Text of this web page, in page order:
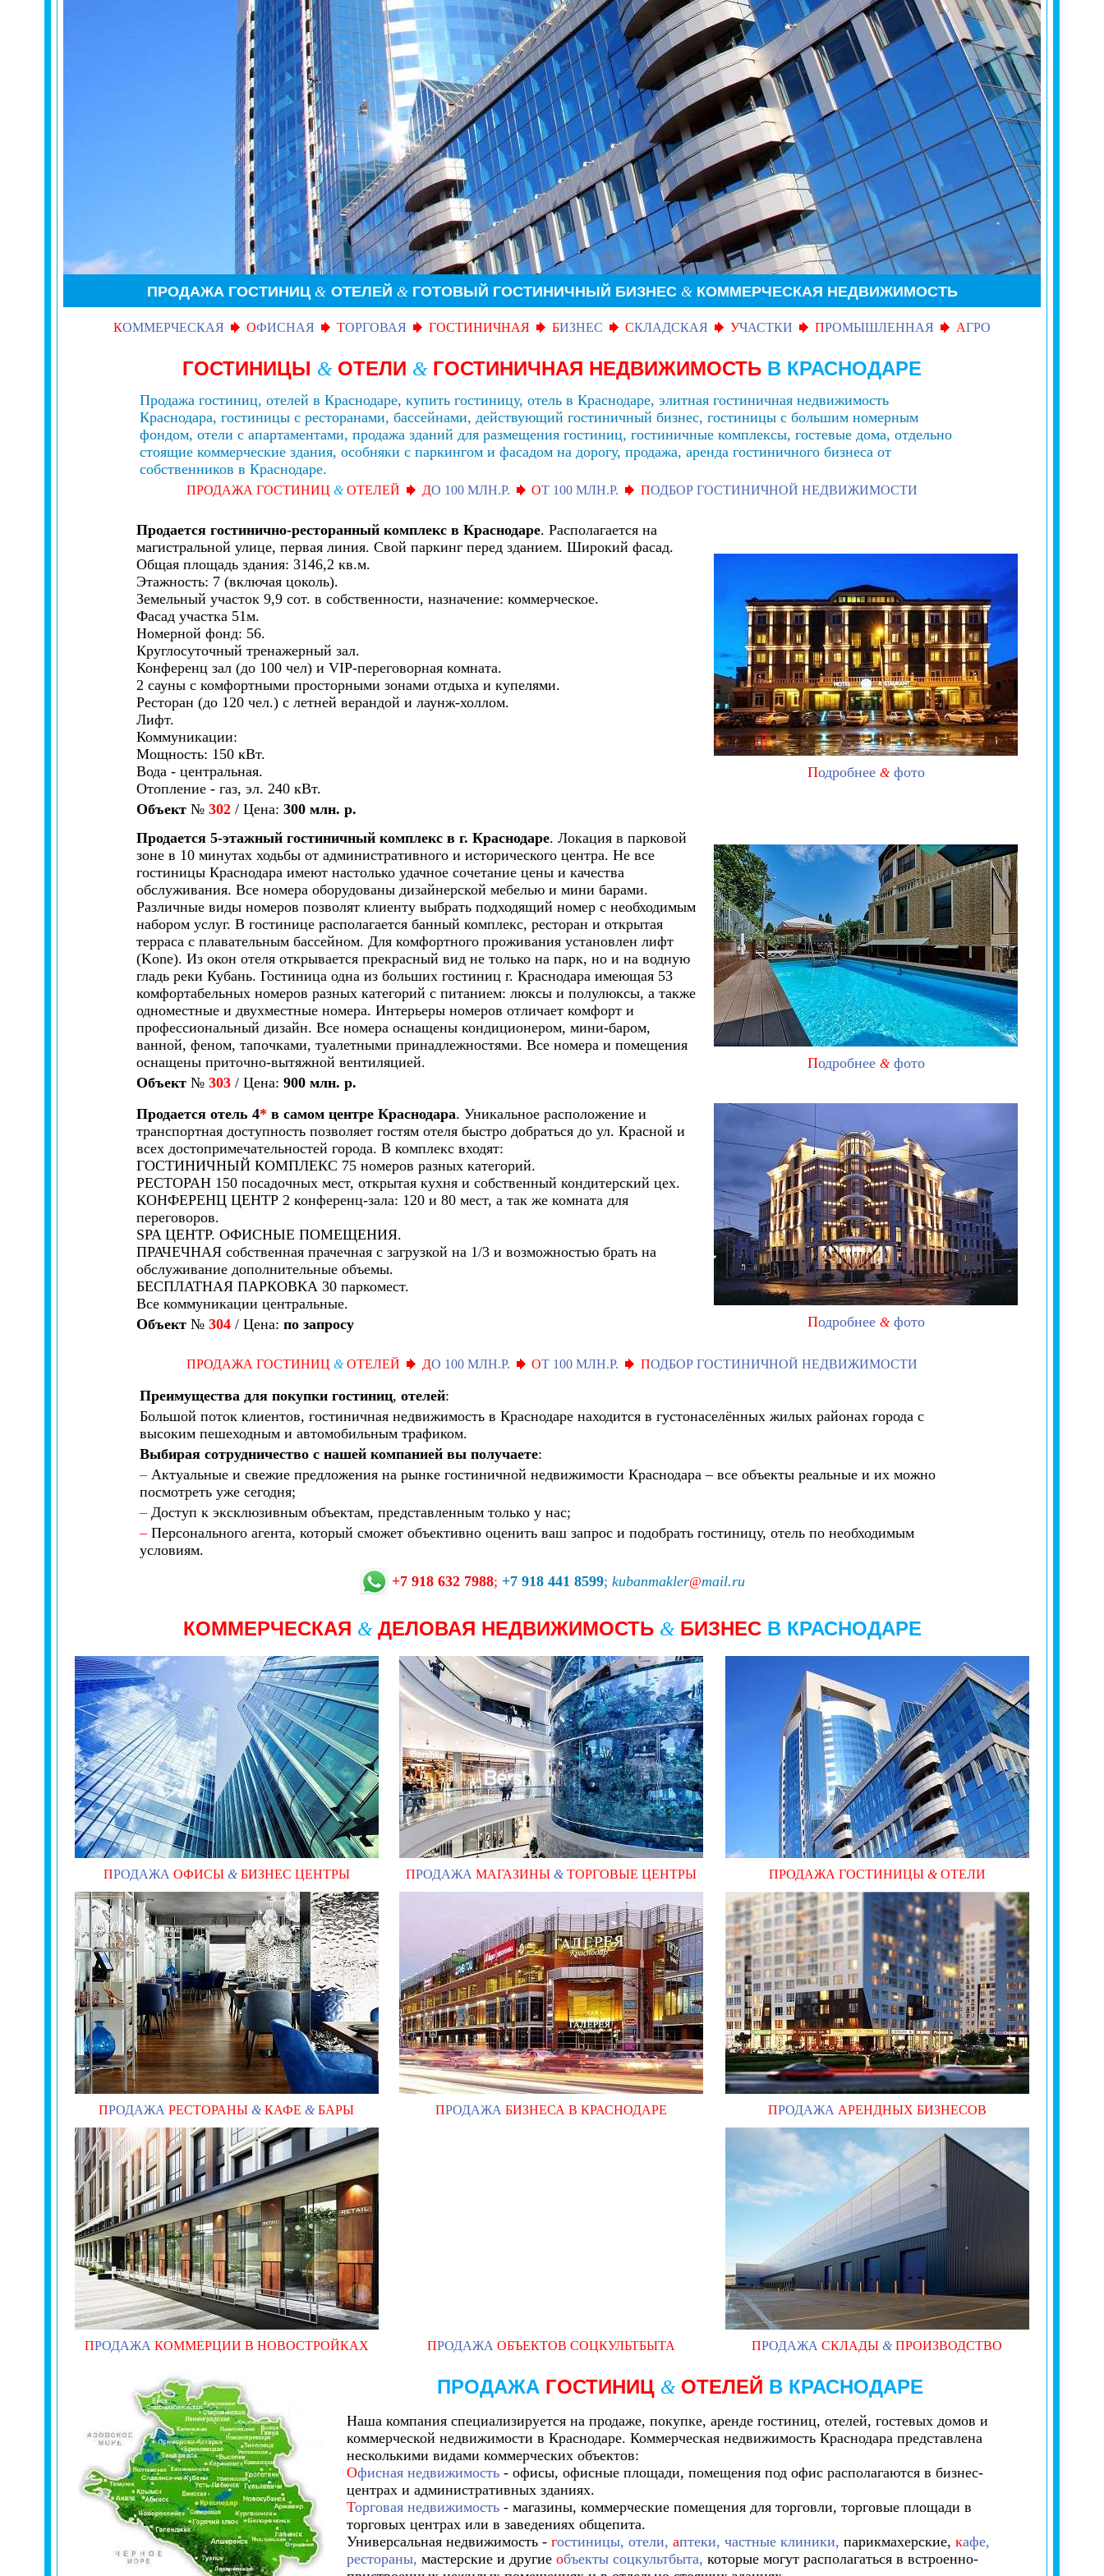
ПРОДАЖА ГОСТИНИЦ & ОТЕЛЕЙ & ГОТОВЫЙ ГОСТИНИЧНЫЙ БИЗНЕС & КОММЕРЧЕСКАЯ НЕДВИЖИМОСТЬ
КОММЕРЧЕСКАЯ ОФИСНАЯ ТОРГОВАЯ ГОСТИНИЧНАЯ БИЗНЕС СКЛАДСКАЯ УЧАСТКИ ПРОМЫШЛЕННАЯ АГРО
ГОСТИНИЦЫ & ОТЕЛИ & ГОСТИНИЧНАЯ НЕДВИЖИМОСТЬ В КРАСНОДАРЕ
Продажа гостиниц, отелей в Краснодаре, купить гостиницу, отель в Краснодаре, элитная гостиничная недвижимость
Краснодара, гостиницы с ресторанами, бассейнами, действующий гостиничный бизнес, гостиницы с большим номерным
фондом, отели с апартаментами, продажа зданий для размещения гостиниц, гостиничные комплексы, гостевые дома, отдельно
стоящие коммерческие здания, особняки с паркингом и фасадом на дорогу, продажа, аренда гостиничного бизнеса от
собственников в Краснодаре.
ПРОДАЖА ГОСТИНИЦ & ОТЕЛЕЙ ДО 100 МЛН.Р. ОТ 100 МЛН.Р. ПОДБОР ГОСТИНИЧНОЙ НЕДВИЖИМОСТИ
Продается гостинично-ресторанный комплекс в Краснодаре. Располагается на
магистральной улице, первая линия. Свой паркинг перед зданием. Широкий фасад.
Общая площадь здания: 3146,2 кв.м.
Этажность: 7 (включая цоколь).
Земельный участок 9,9 сот. в собственности, назначение: коммерческое.
Фасад участка 51м.
Номерной фонд: 56.
Круглосуточный тренажерный зал.
Конференц зал (до 100 чел) и VIP-переговорная комната.
2 сауны с комфортными просторными зонами отдыха и купелями.
Ресторан (до 120 чел.) с летней верандой и лаунж-холлом.
Лифт.
Коммуникации:
Мощность: 150 кВт.
Вода - центральная.
Отопление - газ, эл. 240 кВт.
Объект № 302 / Цена: 300 млн. р.
Подробнее & фото
Продается 5-этажный гостиничный комплекс в г. Краснодаре. Локация в парковой
зоне в 10 минутах ходьбы от административного и исторического центра. Не все
гостиницы Краснодара имеют настолько удачное сочетание цены и качества
обслуживания. Все номера оборудованы дизайнерской мебелью и мини барами.
Различные виды номеров позволят клиенту выбрать подходящий номер с необходимым
набором услуг. В гостинице располагается банный комплекс, ресторан и открытая
терраса с плавательным бассейном. Для комфортного проживания установлен лифт
(Kone). Из окон отеля открывается прекрасный вид не только на парк, но и на водную
гладь реки Кубань. Гостиница одна из больших гостиниц г. Краснодара имеющая 53
комфортабельных номеров разных категорий с питанием: люксы и полулюксы, а также
одноместные и двухместные номера. Интерьеры номеров отличает комфорт и
профессиональный дизайн. Все номера оснащены кондиционером, мини-баром,
ванной, феном, тапочками, туалетными принадлежностями. Все номера и помещения
оснащены приточно-вытяжной вентиляцией.
Объект № 303 / Цена: 900 млн. р.
Подробнее & фото
Продается отель 4* в самом центре Краснодара. Уникальное расположение и
транспортная доступность позволяет гостям отеля быстро добраться до ул. Красной и
всех достопримечательностей города. В комплекс входят:
ГОСТИНИЧНЫЙ КОМПЛЕКС 75 номеров разных категорий.
РЕСТОРАН 150 посадочных мест, открытая кухня и собственный кондитерский цех.
КОНФЕРЕНЦ ЦЕНТР 2 конференц-зала: 120 и 80 мест, а так же комната для
переговоров.
SPA ЦЕНТР. ОФИСНЫЕ ПОМЕЩЕНИЯ.
ПРАЧЕЧНАЯ собственная прачечная с загрузкой на 1/3 и возможностью брать на
обслуживание дополнительные объемы.
БЕСПЛАТНАЯ ПАРКОВКА 30 паркомест.
Все коммуникации центральные.
Объект № 304 / Цена: по запросу Подробнее & фото
ПРОДАЖА ГОСТИНИЦ & ОТЕЛЕЙ ДО 100 МЛН.Р. ОТ 100 МЛН.Р. ПОДБОР ГОСТИНИЧНОЙ НЕДВИЖИМОСТИ
Преимущества для покупки гостиниц, отелей:
Большой поток клиентов, гостиничная недвижимость в Краснодаре находится в густонаселённых жилых районах города с
высоким пешеходным и автомобильным трафиком.
Выбирая сотрудничество с нашей компанией вы получаете:
–Актуальные и свежие предложения на рынке гостиничной недвижимости Краснодара – все объекты реальные и их можно
посмотреть уже сегодня;
–Доступ к эксклюзивным объектам, представленным только у нас;
–Персонального агента, который сможет объективно оценить ваш запрос и подобрать гостиницу, отель по необходимым
условиям.
+7 918 632 7988; +7 918 441 8599; kubanmakler@mail.ru
КОММЕРЧЕСКАЯ & ДЕЛОВАЯ НЕДВИЖИМОСТЬ & БИЗНЕС В КРАСНОДАРЕ
ПРОДАЖА ОФИСЫ & БИЗНЕС ЦЕНТРЫ ПРОДАЖА МАГАЗИНЫ & ТОРГОВЫЕ ЦЕНТРЫ ПРОДАЖА ГОСТИНИЦЫ &ОТЕЛИ
ПРОДАЖА РЕСТОРАНЫ &КАФЕ &БАРЫ ПРОДАЖА БИЗНЕСА В КРАСНОДАРЕ ПРОДАЖА АРЕНДНЫХ БИЗНЕСОВ
ПРОДАЖА КОММЕРЦИИ В НОВОСТРОЙКАХ ПРОДАЖА ОБЪЕКТОВ СОЦКУЛЬТБЫТА ПРОДАЖА СКЛАДЫ & ПРОИЗВОДСТВО
ПРОДАЖА ГОСТИНИЦ & ОТЕЛЕЙ В КРАСНОДАРЕ
Наша компания специализируется на продаже, покупке, аренде гостиниц, отелей, гостевых домов и
коммерческой недвижимости в Краснодаре. Коммерческая недвижимость Краснодара представлена
несколькими видами коммерческих объектов:
Офисная недвижимость- офисы, офисные площади, помещения под офис располагаются в бизнес-
центрах и административных зданиях.
Торговая недвижимость- магазины, коммерческие помещения для торговли, торговые площади в
торговых центрах или в заведениях общепита.
Универсальная недвижимость - гостиницы, отели, аптеки, частные клиники, парикмахерские, кафе,
рестораны, мастерские и другие объекты соцкультбыта, которые могут располагаться в встроенно-